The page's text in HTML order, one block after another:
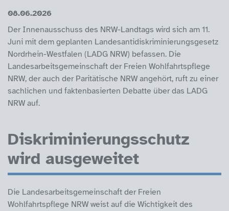
08.06.2026
Der Innenausschuss des NRW-Landtags wird sich am 11.
Juni mit dem geplanten Landesantidiskriminierungsgesetz
Nordrhein-Westfalen (LADG NRW) befassen. Die
Landesarbeitsgemeinschaft der Freien Wohlfahrtspflege
NRW, der auch der Paritätische NRW angehört, ruft zu einer
sachlichen und faktenbasierten Debatte über das LADG
NRW auf.
Diskriminierungsschutz
wird ausgeweitet
Die Landesarbeitsgemeinschaft der Freien
Wohlfahrtspflege NRW weist auf die Wichtigkeit des